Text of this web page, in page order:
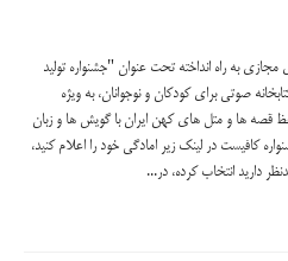
به راه انداخته تحت عنوان "جشنواره تولید
صوتی برای کودکان و نوجوانان، به ویژه
قصه ها و متل های کهن ایران با گویش ها و زبان
کافیست در لینک زیر امادگی خود را اعلام کنید،
دارید انتخاب کرده، در...